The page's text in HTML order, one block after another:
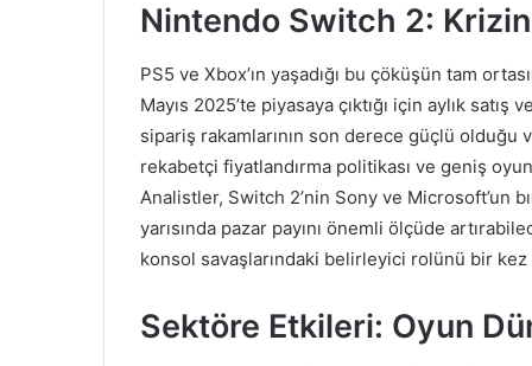
Nintendo Switch 2:
PS5 ve Xbox’ın yaşadığı bu çöküşün tam
Mayıs 2025’te piyasaya çıktığı için aylık
sipariş rakamlarının son derece güçlü olduğu
rekabetçi fiyatlandırma politikası ve geniş
Analistler, Switch 2’nin Sony ve Microsoft’un
yarısında pazar payını önemli ölçüde
konsol savaşlarındaki belirleyici rolünü bir
Sektöre Etkileri: Oyun